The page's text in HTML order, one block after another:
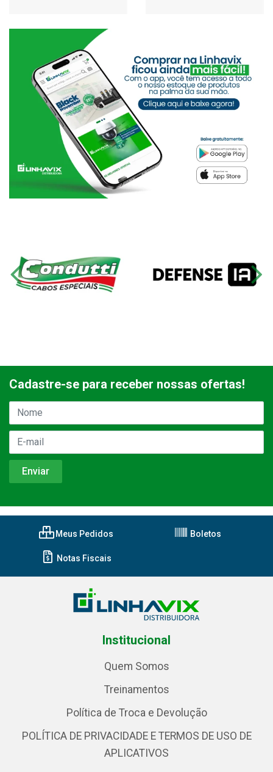
Cadastre-se para receber nossas ofertas!
Meus Pedidos Boletos
Notas Fiscais
Institucional
Quem Somos
Treinamentos
Política de Troca e Devolução
POLÍTICA DE PRIVACIDADE E TERMOS DE USO DE
APLICATIVOS